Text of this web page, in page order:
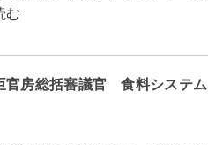
む
官房総括審議官 食料システム